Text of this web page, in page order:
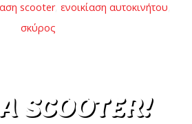
scooter, ενοικίαση αυτοκινήτου
σκύρος
SCOOTER!